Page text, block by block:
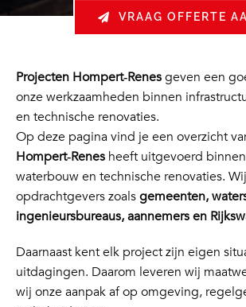
VRAAG OFFERTE
Projecten Hompert‑Renesgeven een
onze werkzaamheden binnen
en technische renovaties.
Op deze pagina vind je een overzicht
Hompert‑Renesheeft uitgevoerd
waterbouw en technische renovaties.
opdrachtgevers zoalsgemeenten,
ingenieursbureaus, aannemers en
Daarnaast kent elk project zijn eigen
uitdagingen. Daarom leveren wij
wij onze aanpak af op omgeving,